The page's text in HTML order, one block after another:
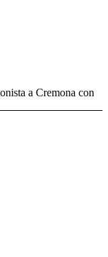
a Cremona con